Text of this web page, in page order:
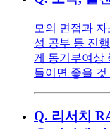
모의 면접과
성 공부 등 진
게 동기부여상
들이면 좋을
Q. 리서치